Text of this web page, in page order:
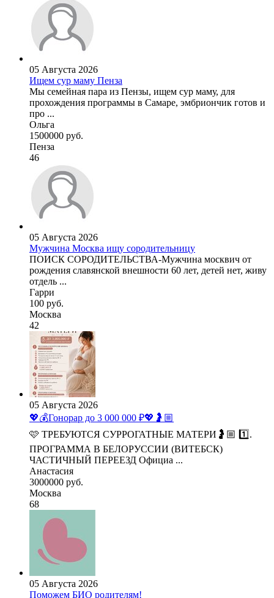
05 Августа 2026
Ищем сур маму Пенза
Мы семейная пара из Пензы, ищем сур маму, для
прохождения программы в Самаре, эмбриончик готов и
про ...
Ольга
1500000 руб.
Пенза
46
05 Августа 2026
Мужчина Москва ищу сородительницу
ПОИСК СОРОДИТЕЛЬСТВА-Мужчина москвич от
рождения славянской внешности 60 лет, детей нет, живу
отдель ...
Гарри
100 руб.
Москва
42
05 Августа 2026
💖💰Гонорар до 3 000 000 ₽💖🤰🏼
🩷 ТРЕБУЮТСЯ СУРРОГАТНЫЕ МАТЕРИ🤰🏼 1️⃣.
ПРОГРАММА В БЕЛОРУССИИ (ВИТЕБСК)
ЧАСТИЧНЫЙ ПЕРЕЕЗД Официа ...
Анастасия
3000000 руб.
Москва
68
05 Августа 2026
Поможем БИО родителям!